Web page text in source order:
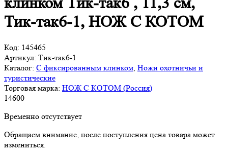
Тик-так6-1, НОЖ С КОТОМ
Код: 145465
Артикул: Тик-так6-1
Каталог: С фиксированным клинком Ножи охотничьи и
туристические
Торговая марка: НОЖ С КОТОМ (Россия)
14600
Временно отсутствует
Обращаем внимание, после поступления цена товара может
измениться.